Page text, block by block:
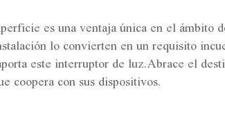
es una ventaja única en el ámbito
lo convierten en un requisito
este interruptor de luz.Abrace el
coopera con sus dispositivos.